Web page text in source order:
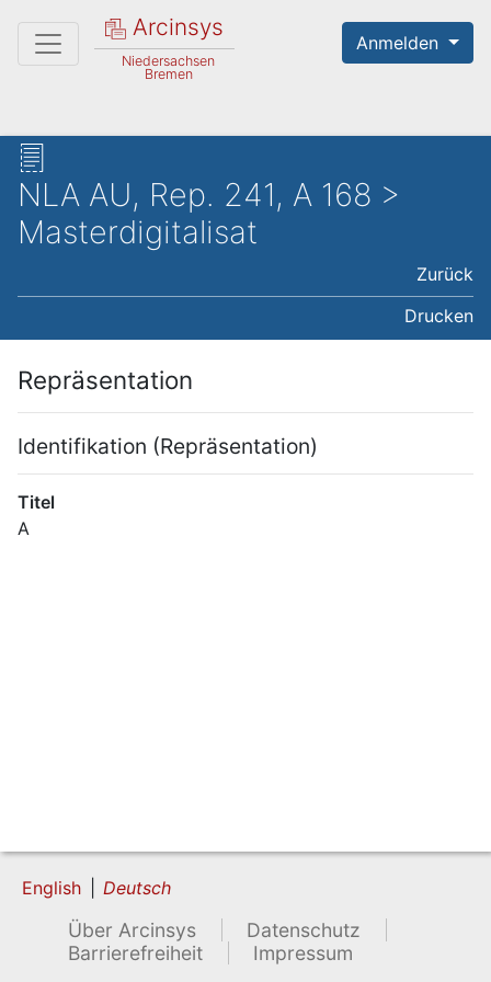
Arcinsys
Niedersachsen
Bremen
Anmelden
NLA AU, Rep. 241, A 168 >
Masterdigitalisat
Zurück
Drucken
Repräsentation
Identifikation (Repräsentation)
Titel
A
English Deutsch
Über Arcinsys
Datenschutz
Barrierefreiheit
Impressum